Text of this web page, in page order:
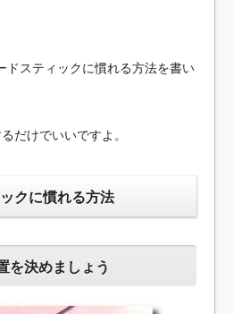
ドスティックに慣れる方法を書い
だけでいいですよ。
クに慣れる方法
を決めましょう